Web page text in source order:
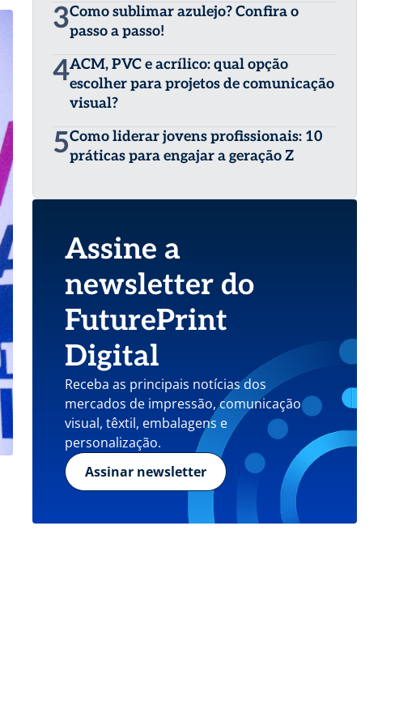
3Como sublimar azulejo? Confira o
passo a passo!
4ACM, PVC e acrílico: qual opção
escolher para projetos de comunicação
visual?
5Como liderar jovens profissionais: 10
práticas para engajar a geração Z
Assine a
newsletter do
FuturePrint
Digital
Receba as principais notícias dos
mercados de impressão, comunicação
visual, têxtil, embalagens e
personalização.
Assinar newsletter